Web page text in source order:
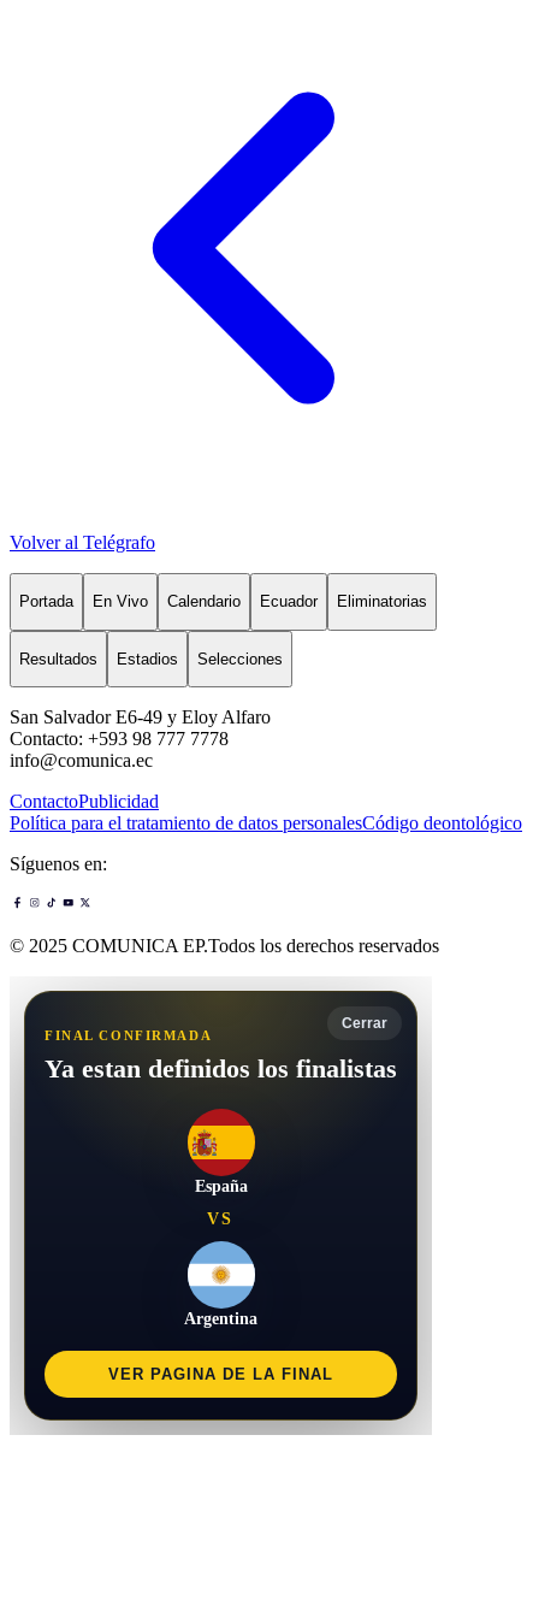
Volver al Telégrafo
Portada En Vivo Calendario Ecuador Eliminatorias
Resultados Estadios Selecciones
San Salvador E6-49 y Eloy Alfaro
Contacto: +593 98 777 7778
info@comunica.ec
ContactoPublicidad
Política para el tratamiento de datos personalesCódigo deontológico
Síguenos en:
© 2025 COMUNICA EP.Todos los derechos reservados
Cerrar
FINAL CONFIRMADA
Ya estan definidos los finalistas
España
VS
Argentina
VER PAGINA DE LA FINAL